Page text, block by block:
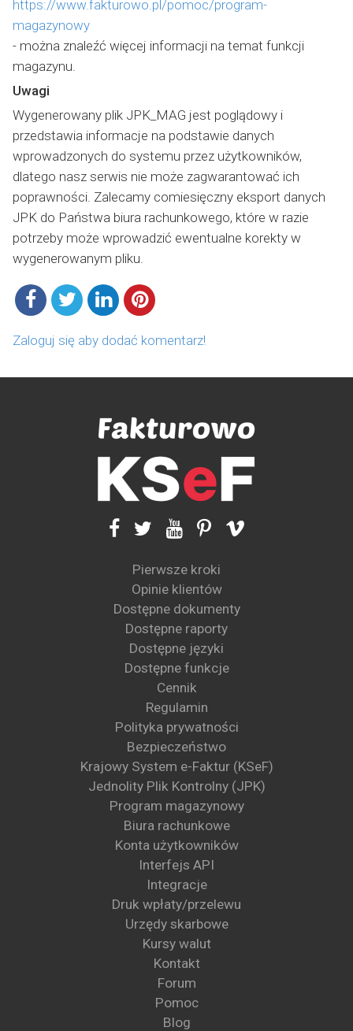
https://www.fakturowo.pl/pomoc/program-
magazynowy
- można znaleźć więcej informacji na temat funkcji
magazynu.
Uwagi
Wygenerowany plik JPK_MAG jest poglądowy i
przedstawia informacje na podstawie danych
wprowadzonych do systemu przez użytkowników,
dlatego nasz serwis nie może zagwarantować ich
poprawności. Zalecamy comiesięczny eksport danych
JPK do Państwa biura rachunkowego, które w razie
potrzeby może wprowadzić ewentualne korekty w
wygenerowanym pliku.
Zaloguj się aby dodać komentarz!
Pierwsze kroki
Opinie klientów
Dostępne dokumenty
Dostępne raporty
Dostępne języki
Dostępne funkcje
Cennik
Regulamin
Polityka prywatności
Bezpieczeństwo
Krajowy System e-Faktur (KSeF)
Jednolity Plik Kontrolny (JPK)
Program magazynowy
Biura rachunkowe
Konta użytkowników
Interfejs API
Integracje
Druk wpłaty/przelewu
Urzędy skarbowe
Kursy walut
Kontakt
Forum
Pomoc
Blog